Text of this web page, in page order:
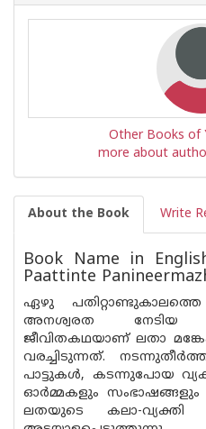
Other Books of
more about
About the Book Write
Book Name in
Paattinte
ഏഴു
അനശ്വരത നേടിയ
ജീവിതകഥയാണ് ലതാ
വരച്ചിടുന്നത്.
പാട്ടുകൾ, കടന്നുപോയ
ഓർമ്മകളും
ലതയുടെ കലാ-വ്യക്തി